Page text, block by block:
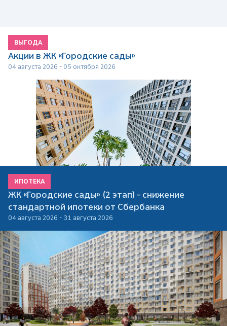
ВЫГОДА
Акции в ЖК «Городские сады»
04 августа 2026 - 05 октября 2026
ИПОТЕКА
ЖК «Городские сады» (2 этап) - снижение
стандартной ипотеки от Сбербанка
04 августа 2026 - 31 августа 2026